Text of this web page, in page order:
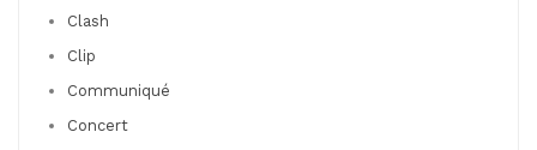
Clash
Clip
Communiqué
Concert